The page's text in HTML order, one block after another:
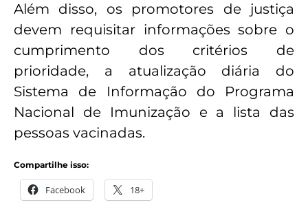
Além disso, os promotores de justiça
devem requisitar informações sobre o
cumprimento dos critérios de
prioridade, a atualização diária do
Sistema de Informação do Programa
Nacional de Imunização e a lista das
pessoas vacinadas.
Compartilhe isso:
Facebook 18+